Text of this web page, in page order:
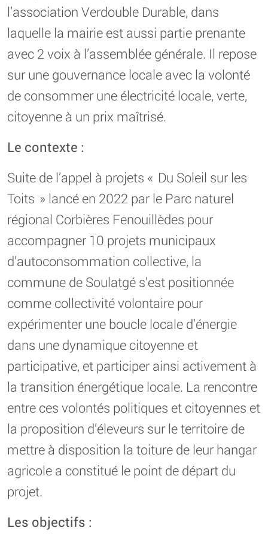
l’association Verdouble Durable, dans
laquelle la mairie est aussi partie prenante
avec 2 voix à l’assemblée générale. Il repose
sur une gouvernance locale avec la volonté
de consommer une électricité locale, verte,
citoyenne à un prix maîtrisé.
Le contexte :
Suite de l’appel à projets « Du Soleil sur les
Toits » lancé en 2022 par le Parc naturel
régional Corbières Fenouillèdes pour
accompagner 10 projets municipaux
d’autoconsommation collective, la
commune de Soulatgé s’est positionnée
comme collectivité volontaire pour
expérimenter une boucle locale d’énergie
dans une dynamique citoyenne et
participative, et participer ainsi activement à
la transition énergétique locale. La rencontre
entre ces volontés politiques et citoyennes et
la proposition d’éleveurs sur le territoire de
mettre à disposition la toiture de leur hangar
agricole a constitué le point de départ du
projet.
Les objectifs :